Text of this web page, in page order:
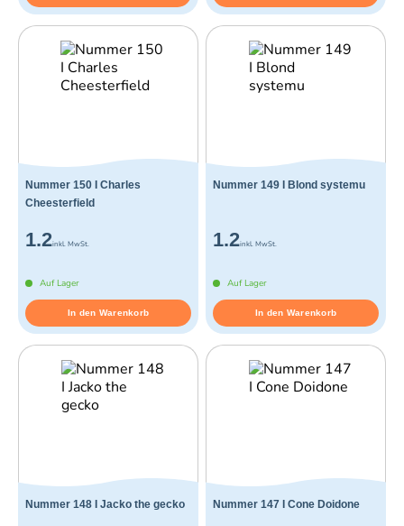
Nummer 150 I Charles
Cheesterfield
1.2inkl. MwSt.
Auf Lager
In den Warenkorb
Nummer 149 I Blond systemu
1.2inkl. MwSt.
Auf Lager
In den Warenkorb
Nummer 148 I Jacko the gecko Nummer 147 I Cone Doidone